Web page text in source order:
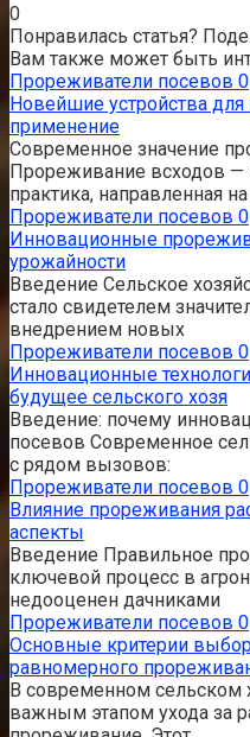
0
Понравилась статья?
Вам также может быть
Прореживатели посевов 0
Новейшие устройства
применение
Современное значение
Прореживание всходов —
практика, направленная
Прореживатели посевов 0
Инновационные
урожайности
Введение Сельское
стало свидетелем
внедрением новых
Прореживатели посевов 0
Инновационные
будущее сельского хозя
Введение: почему
посевов Современное
с рядом вызовов:
Прореживатели посевов 0
Влияние прореживания
аспекты
Введение Правильное
ключевой процесс в
недооценен дачниками
Прореживатели посевов 0
Основные критерии
равномерного
В современном сельском
важным этапом ухода за